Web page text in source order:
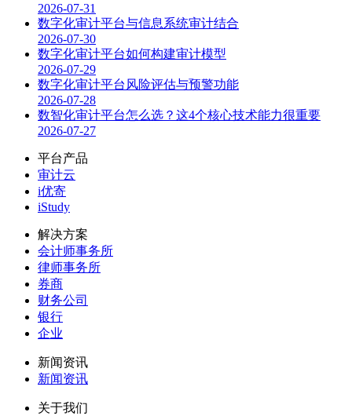
2026-07-31
数字化审计平台与信息系统审计结合
2026-07-30
数字化审计平台如何构建审计模型
2026-07-29
数字化审计平台风险评估与预警功能
2026-07-28
数智化审计平台怎么选？这4个核心技术能力很重要
2026-07-27
平台产品
审计云
i优寄
iStudy
解决方案
会计师事务所
律师事务所
券商
财务公司
银行
企业
新闻资讯
新闻资讯
关于我们